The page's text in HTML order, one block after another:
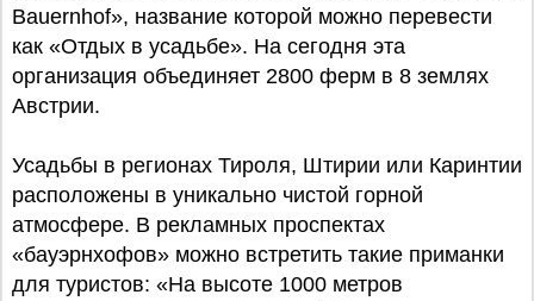
Bauernhof», название которой можно перевести
как «Отдых в усадьбе». На сегодня эта
организация объединяет 2800 ферм в 8 землях
Австрии.
Усадьбы в регионах Тироля, Штирии или Каринтии
расположены в уникально чистой горной
атмосфере. В рекламных проспектах
«бауэрнхофов» можно встретить такие приманки
для туристов: «На высоте 1000 метров